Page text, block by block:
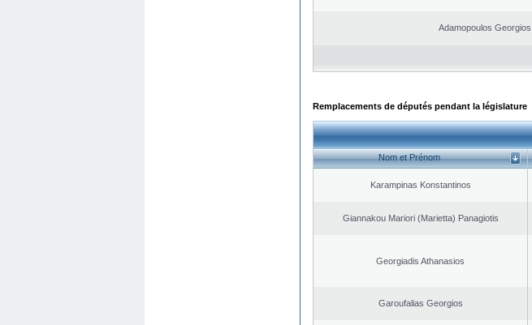
Adamopoulos Georgios
Remplacements de députés pendant la législature
Nom et Prénom
Karampinas Konstantinos
Giannakou Mariori (Marietta) Panagiotis
Georgiadis Athanasios
Garoufalias Georgios